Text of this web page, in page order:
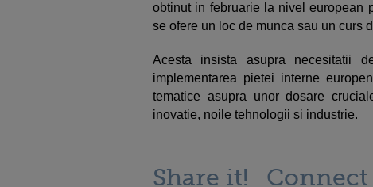
obtinut in februarie la nivel european
se ofere un loc de munca sau un curs
Acesta insista asupra necesitatii
implementarea pietei interne
tematice asupra unor dosare
inovatie, noile tehnologii si industrie.
Share it! Connect